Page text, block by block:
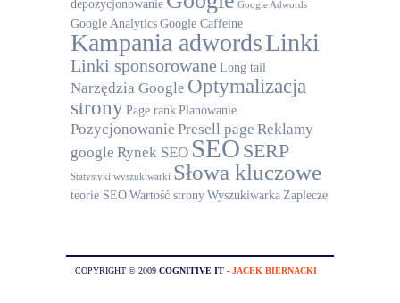
depozycjonowanie Google Adwords
Google AnalyticsGoogle Caffeine
Kampania adwordsLinki
Linki sponsorowane Long tail
Narzędzia Google Optymalizacja
stronyPage rankPlanowanie
Pozycjonowanie Presell page Reklamy
google Rynek SEO SEO SERP
Statystyki wyszukiwarki Słowa kluczowe
teorie SEOWartość stronyWyszukiwarka Zaplecze
COPYRIGHT © 2009 COGNITIVE IT - JACEK BIERNACKI